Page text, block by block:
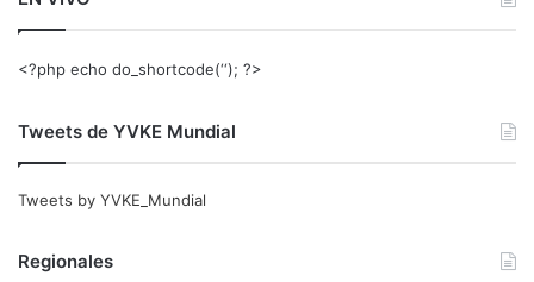
<?php echo do_shortcode(‘‘); ?>
Tweets de YVKE Mundial
Tweets by YVKE_Mundial
Regionales